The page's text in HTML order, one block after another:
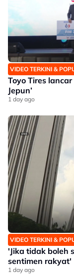
VIDEO TERKINI &
Toyo Tires
Jepun’
1 day ago
VIDEO TERKINI &
'Jika tidak boleh
sentimen rakyat'
1 day ago